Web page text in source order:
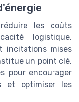
les coûts
logistique,
incitations mises
un point clé.
pour encourager
et optimiser les